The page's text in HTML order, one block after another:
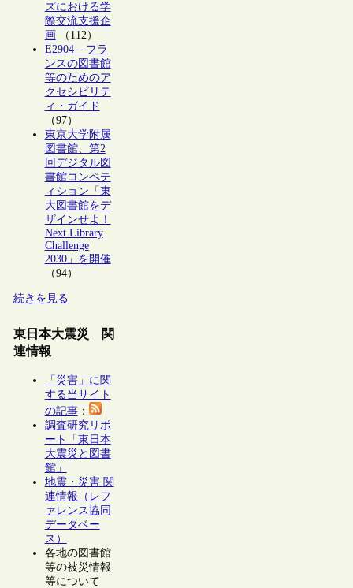
ズにおける学
際交流支援企
画 （112）
E2904 – フラ
ンスの図書館
等のためのア
クセシビリテ
ィ・ガイド
（97）
東京大学附属
図書館、第2
回デジタル図
書館コンペテ
ィション「東
大図書館をデ
ザインせよ！
Next Library
Challenge
2030」を開催
（94）
続きを見る
東日本大震災 関
連情報
「災害」に関
する当サイト
の記事：
調査研究リポ
ート「東日本
大震災と図書
館」
地震・災害 関
連情報（レフ
ァレンス協同
データベー
ス）
各地の図書館
等の被災情報
等について